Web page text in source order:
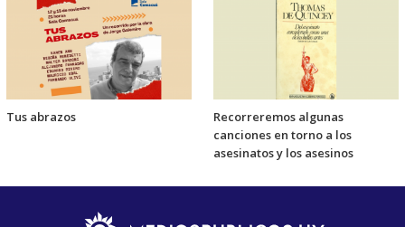
Tus abrazos
Recorreremos algunas
canciones en torno a los
asesinatos y los asesinos